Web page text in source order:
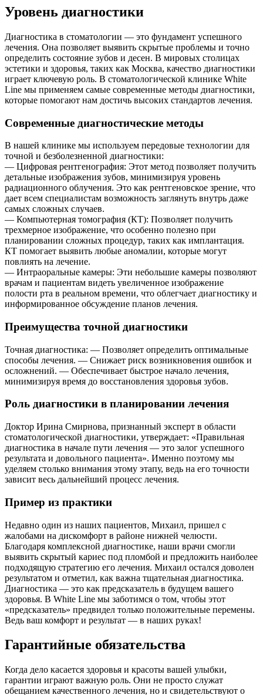
Уровень диагностики
Диагностика в стоматологии — это фундамент успешного
лечения. Она позволяет выявить скрытые проблемы и точно
определить состояние зубов и десен. В мировых столицах
эстетики и здоровья, таких как Москва, качество диагностики
играет ключевую роль. В стоматологической клинике White
Line мы применяем самые современные методы диагностики,
которые помогают нам достичь высоких стандартов лечения.
Современные диагностические методы
В нашей клинике мы используем передовые технологии для
точной и безболезненной диагностики:
— Цифровая рентгенография: Этот метод позволяет получить
детальные изображения зубов, минимизируя уровень
радиационного облучения. Это как рентгеновское зрение, что
дает всем специалистам возможность заглянуть внутрь даже
самых сложных случаев.
— Компьютерная томография (КТ): Позволяет получить
трехмерное изображение, что особенно полезно при
планировании сложных процедур, таких как имплантация.
КТ помогает выявить любые аномалии, которые могут
повлиять на лечение.
— Интраоральные камеры: Эти небольшие камеры позволяют
врачам и пациентам видеть увеличенное изображение
полости рта в реальном времени, что облегчает диагностику и
информированное обсуждение планов лечения.
Преимущества точной диагностики
Точная диагностика: — Позволяет определить оптимальные
способы лечения. — Снижает риск возникновения ошибок и
осложнений. — Обеспечивает быстрое начало лечения,
минимизируя время до восстановления здоровья зубов.
Роль диагностики в планировании лечения
Доктор Ирина Смирнова, признанный эксперт в области
стоматологической диагностики, утверждает: «Правильная
диагностика в начале пути лечения — это залог успешного
результата и довольного пациента». Именно поэтому мы
уделяем столько внимания этому этапу, ведь на его точности
зависит весь дальнейший процесс лечения.
Пример из практики
Недавно один из наших пациентов, Михаил, пришел с
жалобами на дискомфорт в районе нижней челюсти.
Благодаря комплексной диагностике, наши врачи смогли
выявить скрытый кариес под пломбой и предложить наиболее
подходящую стратегию его лечения. Михаил остался доволен
результатом и отметил, как важна тщательная диагностика.
Диагностика — это как предсказатель в будущем вашего
здоровья. В White Line мы заботимся о том, чтобы этот
«предсказатель» предвидел только положительные перемены.
Ведь ваш комфорт и результат — в наших руках!
Гарантийные обязательства
Когда дело касается здоровья и красоты вашей улыбки,
гарантии играют важную роль. Они не просто служат
обещанием качественного лечения, но и свидетельствуют о